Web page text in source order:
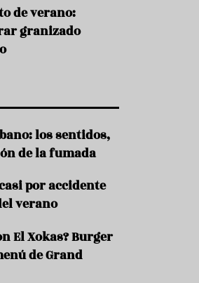
t
o
m
R
e
S
de verano:
granizado
los sentidos,
de la fumada
por accidente
verano
El Xokas? Burger
de Grand